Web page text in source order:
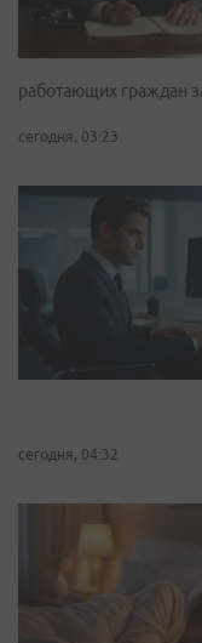
работающих граждан
сегодня, 03:23
сегодня, 04:32